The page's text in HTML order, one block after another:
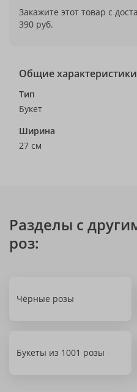
Закажите этот товар с
390 руб.
Общие характеристики
Тип
Букет
Ширина
27 см
Разделы с
роз:
Чёрные розы
Букеты из 1001 розы